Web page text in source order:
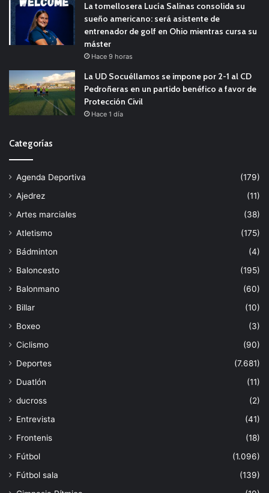
La tomellosera Lucía Salinas consolida su
sueño americano: será asistente de
entrenador de golf en Ohio mientras cursa su
máster
Hace 9 horas
La UD Socuéllamos se impone por 2-1 al CD
Pedroñeras en un partido benéfico a favor de
Protección Civil
Hace 1 día
Categorías
Agenda Deportiva
(179)
Ajedrez
(11)
Artes marciales
(38)
Atletismo
(175)
Bádminton
(4)
Baloncesto
(195)
Balonmano
(60)
Billar
(10)
Boxeo
(3)
Ciclismo
(90)
Deportes
(7.681)
Duatlón
(11)
ducross
(2)
Entrevista
(41)
Frontenis
(18)
Fútbol
(1.096)
Fútbol sala
(139)